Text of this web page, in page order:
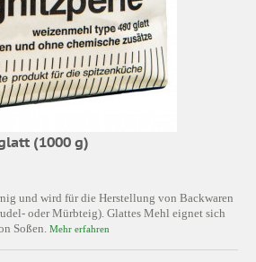
(1000 g)
und wird für die Herstellung von Backwaren
oder Mürbteig). Glattes Mehl eignet sich
Soßen. Mehr erfahren